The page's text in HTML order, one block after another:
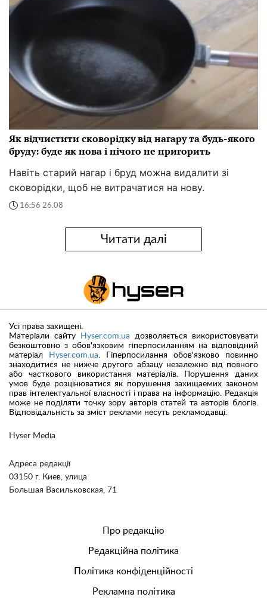
Як відчистити сковорідку від нагару та будь-якого
бруду: буде як нова і нічого не пригорить
Навіть старий нагар і бруд можна видалити зі
сковорідки, щоб не витрачатися на нову.
16:56 26.08
Читати далі
Hyser Media
Адреса редакції
03150 г. Киев, улица
Большая Васильковская, 71
Усі права захищені.
Матеріали сайту
Hyser.com.ua дозволяється використовувати
безкоштовно з обов'язковим гіперпосиланням на відповідний
матеріал
Hyser.com.ua. Гіперпосилання обов'язково повинно
знаходитися не нижче другого абзацу незалежно від повного
або часткового використання матеріалів. Порушення даних
умов буде розцінюватися як порушення захищаемих законом
прав інтелектуальної власності і права на інформацію. Редакція
може не поділяти точку зору авторів статей та авторів блогів.
Відповідальність за зміст реклами несуть рекламодавці.
Про редакцію
Редакційна політика
Політика конфіденційності
Рекламна політика